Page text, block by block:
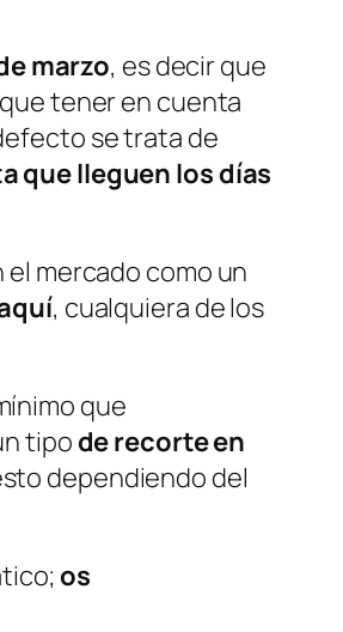
marzo, es decir que
tener en cuenta
se trata de
que lleguen los días
mercado como un
, cualquiera de los
que
tipo de recorte en
dependiendo del
os